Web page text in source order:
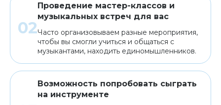
Проведение мастер-классов и
музыкальных встреч для вас
Часто организовываем разные мероприятия,
чтобы вы смогли учиться и общаться с
музыкантами, находить единомышленников.
Возможность попробовать сыграть
на инструменте